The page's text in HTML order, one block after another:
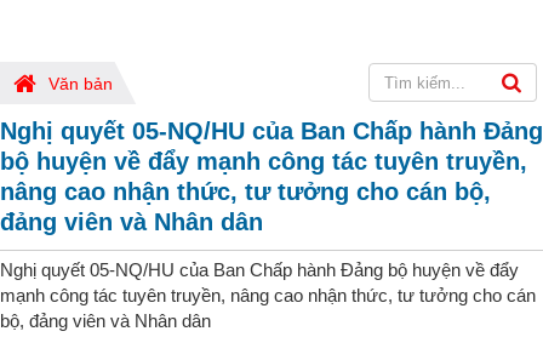
Văn bản
Nghị quyết 05-NQ/HU của Ban Chấp hành Đảng
bộ huyện về đẩy mạnh công tác tuyên truyền,
nâng cao nhận thức, tư tưởng cho cán bộ,
đảng viên và Nhân dân
Nghị quyết 05-NQ/HU của Ban Chấp hành Đảng bộ huyện về đẩy
mạnh công tác tuyên truyền, nâng cao nhận thức, tư tưởng cho cán
bộ, đảng viên và Nhân dân